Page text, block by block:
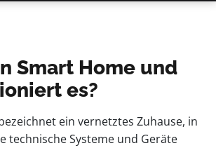
Smart Home und
es?
ein vernetztes Zuhause, in
technische Systeme und Geräte